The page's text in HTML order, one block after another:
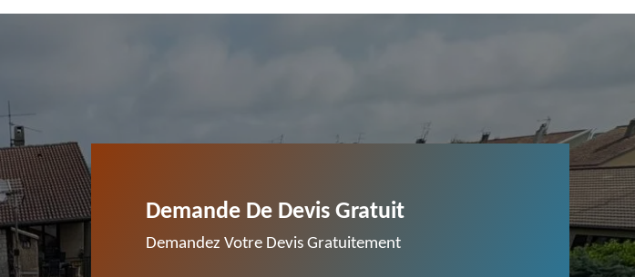
Demande De Devis Gratuit
Demandez Votre Devis Gratuitement